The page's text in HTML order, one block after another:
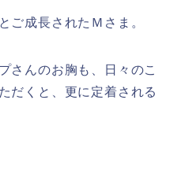
ご成長されたＭさま。
さんのお胸も、日々のこ
だくと、更に定着される